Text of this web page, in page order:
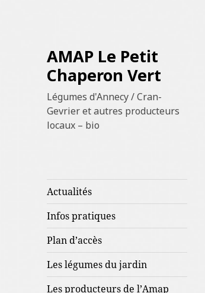
AMAP Le Petit
Chaperon Vert
Légumes d'Annecy / Cran-
Gevrier et autres producteurs
locaux – bio
Actualités
Infos pratiques
Plan d’accès
Les légumes du jardin
Les producteurs de l’Amap